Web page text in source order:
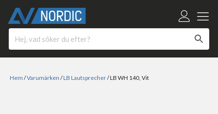
Hem /Varumärken /LB Lautsprecher/ LB WH 140, Vit